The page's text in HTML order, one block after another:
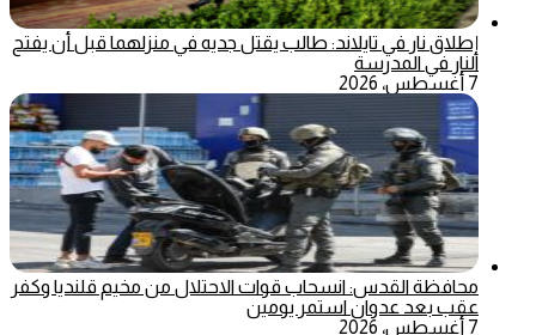
إطلاق نار في تايلاند: طالب يقتل جديه في منزلهما قبل أن يفتح
النار في المدرسة
7 أغسطس، 2026
محافظة القدس: انسحاب قوات الاحتلال من مخيم قلنديا وكفر
عقب بعد عدوان استمر يومين
7 أغسطس، 2026